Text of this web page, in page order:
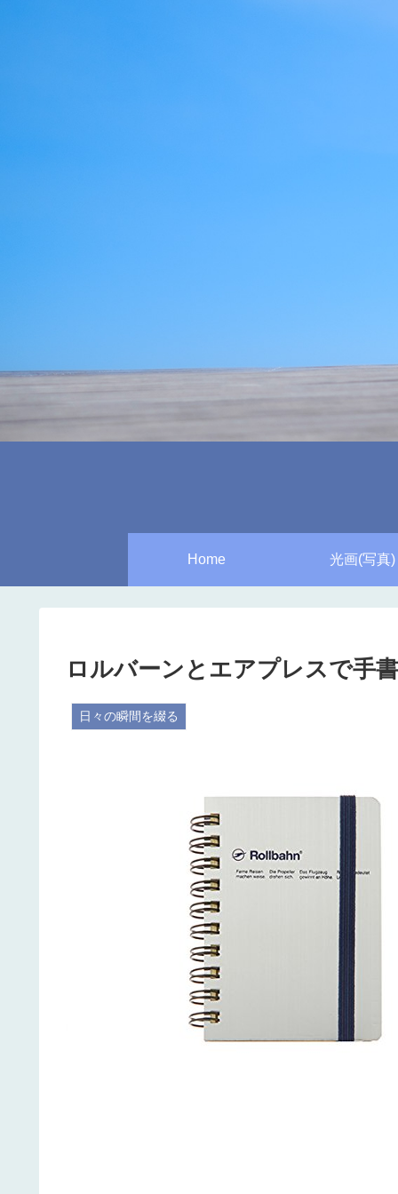
Home 光画(写真)
ロルバーンとエアプレスで手
日々の瞬間を綴る